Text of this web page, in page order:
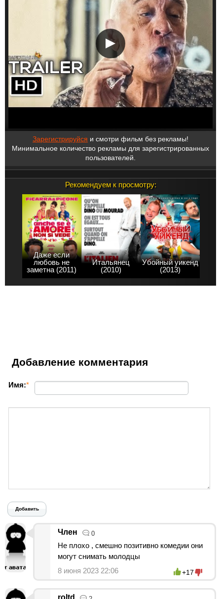
Зарегистрируйся и смотри фильм без рекламы!
Минимальное количество рекламы для зарегистрированных
пользователей.
Рекомендуем к просмотру:
Даже если
любовь не
заметна (2011)
Итальянец
(2010)
Убойный уикенд
(2013)
Добавление комментария
Имя:*
Добавить
Член 0
Не плохо , смешно позитивно комедии они
могут снимать молодцы
8 июня 2023 22:06
+17
roltd